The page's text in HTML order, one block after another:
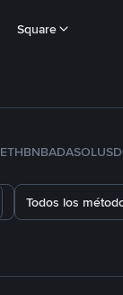
Square
ETHBNBADASOL
Todos los